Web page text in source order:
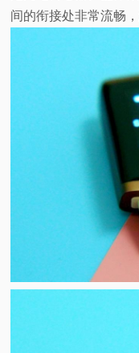
间的衔接处非常流畅，